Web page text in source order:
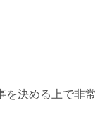
を決める上で非常